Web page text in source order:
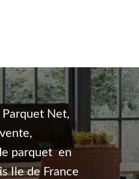
Net,
parquet en
Ile de France